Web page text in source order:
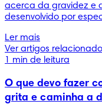
acerca da gravidez e
desenvolvido por
Ler mais
Ver artigos
1 min de leitura
O que devo fazer
grita e caminha a